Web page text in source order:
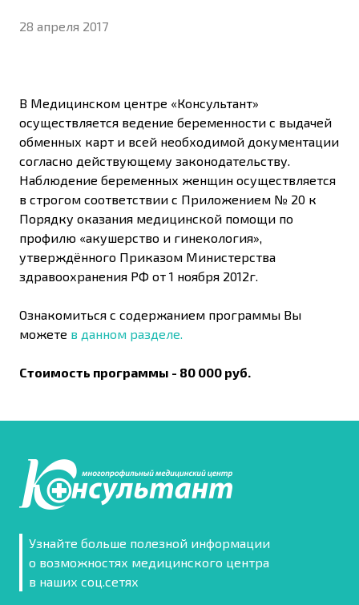
28 апреля 2017
В Медицинском центре «Консультант»
осуществляется ведение беременности с выдачей
обменных карт и всей необходимой документации
согласно действующему законодательству.
Наблюдение беременных женщин осуществляется
в строгом соответствии с Приложением № 20 к
Порядку оказания медицинской помощи по
профилю «акушерство и гинекология»,
утверждённого Приказом Министерства
здравоохранения РФ от 1 ноября 2012г.
Ознакомиться с содержанием программы Вы
можете в данном разделе.
Стоимость программы - 80 000 руб.
Узнайте больше полезной информации
о возможностях медицинского центра
в наших соц.сетях